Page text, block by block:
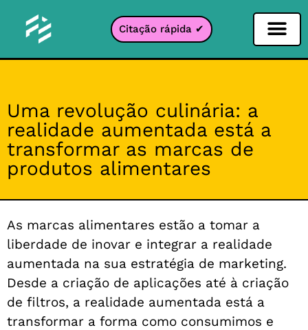
Citação rápida ✔
Uma revolução culinária: a
realidade aumentada está a
transformar as marcas de
produtos alimentares
As marcas alimentares estão a tomar a
liberdade de inovar e integrar a realidade
aumentada na sua estratégia de marketing.
Desde a criação de aplicações até à criação
de filtros, a realidade aumentada está a
transformar a forma como consumimos e